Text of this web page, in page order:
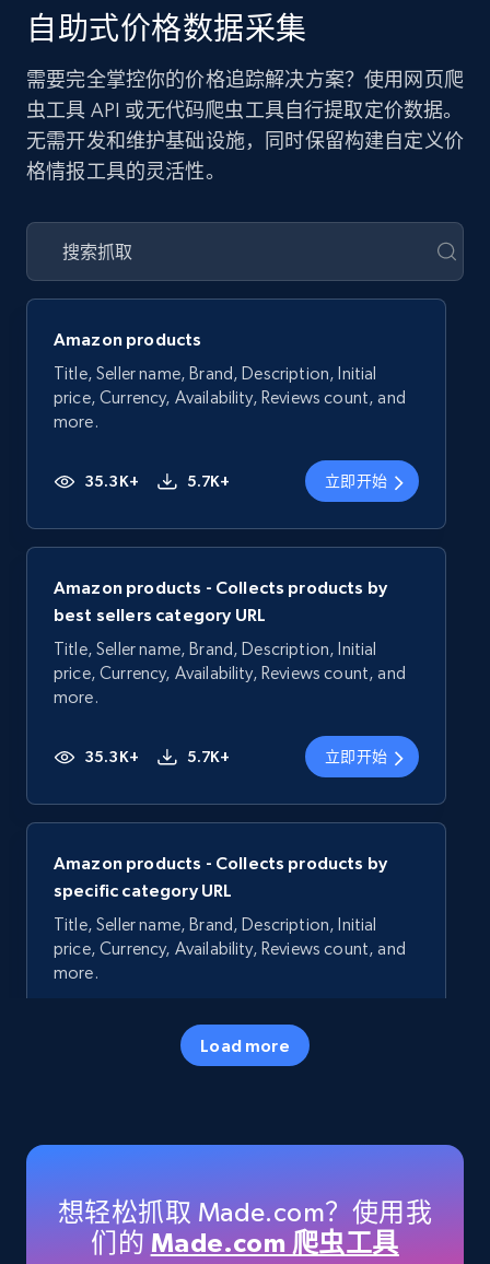
自助式价格数据采集
需要完全掌控你的价格追踪解决方案？使用网页爬
虫工具 API 或无代码爬虫工具自行提取定价数据。
无需开发和维护基础设施，同时保留构建自定义价
格情报工具的灵活性。
Amazon products
Title, Seller name, Brand, Description, Initial
price, Currency, Availability, Reviews count, and
more.
35.3K+ 5.7K+ 立即开始
Amazon products - Collects products by
best sellers category URL
Title, Seller name, Brand, Description, Initial
price, Currency, Availability, Reviews count, and
more.
35.3K+ 5.7K+ 立即开始
Amazon products - Collects products by
specific category URL
Title, Seller name, Brand, Description, Initial
price, Currency, Availability, Reviews count, and
more.
5.7K+
Title, Seller name, Brand, Description, Initial
price, Currency, Availability, Reviews count, and
more.
Load more
想轻松抓取 Made.com？使用我
们的 Made.com 爬虫工具